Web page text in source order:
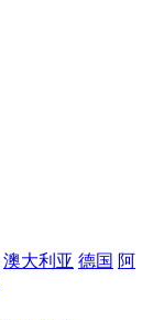
澳大利亚 德国 阿